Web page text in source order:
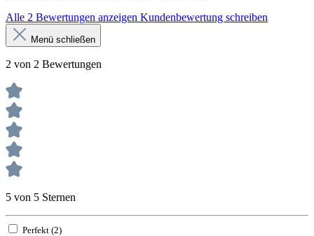
Alle 2 Bewertungen anzeigen Kundenbewertung schreiben
Menü schließen
2 von 2 Bewertungen
5 von 5 Sternen
Perfekt (2)